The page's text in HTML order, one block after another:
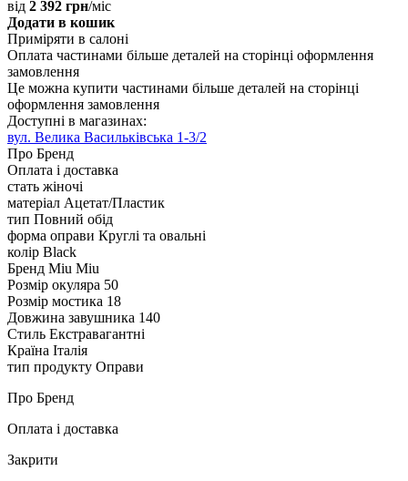
від 2 392 грн/міс
Додати в кошик
Приміряти в салоні
Оплата частинами більше деталей на сторінці оформлення
замовлення
Це можна купити частинами більше деталей на сторінці
оформлення замовлення
Доступні в магазинах:
вул. Велика Васильківська 1-3/2
Про Бренд
Оплата і доставка
стать жіночі
матеріал Ацетат/Пластик
тип Повний обід
форма оправи Круглі та овальні
колір Black
Бренд Miu Miu
Розмір окуляра 50
Розмір мостика 18
Довжина завушника 140
Стиль Екстравагантні
Країна Італія
тип продукту Оправи
Про Бренд
Оплата і доставка
Закрити